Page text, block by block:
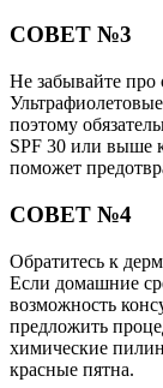
СОВЕТ №3
Не забывайте про
поэтому
SPF 30 или выше
поможет
СОВЕТ №4
Обратитесь к
Если домашние
возможность
предложить
химические
красные пятна.